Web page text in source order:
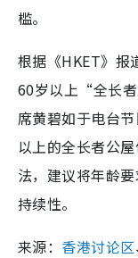
槛。
根据《HKET》报
60岁以上“全长
席黄碧如于电台
以上的全长者公
法，建议将年龄
持续性。
来源： 香港讨论区